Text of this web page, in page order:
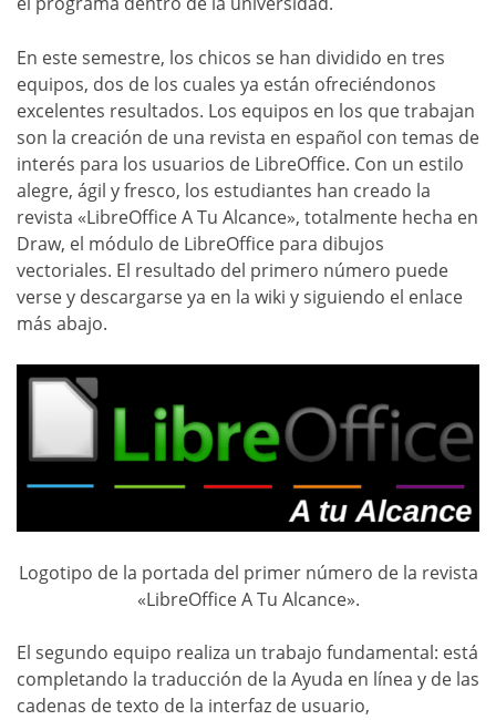
En este semestre, los chicos se han dividido en tres
equipos, dos de los cuales ya están ofreciéndonos
excelentes resultados. Los equipos en los que trabajan
son la creación de una revista en español con temas de
interés para los usuarios de LibreOffice. Con un estilo
alegre, ágil y fresco, los estudiantes han creado la
revista «LibreOffice A Tu Alcance», totalmente hecha en
Draw, el módulo de LibreOffice para dibujos
vectoriales. El resultado del primero número puede
verse y descargarse ya en la wiki y siguiendo el enlace
más abajo.
Logotipo de la portada del primer número de la revista
«LibreOffice A Tu Alcance».
El segundo equipo realiza un trabajo fundamental: está
completando la traducción de la Ayuda en línea y de las
cadenas de texto de la interfaz de usuario,